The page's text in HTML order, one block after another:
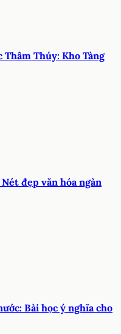
Thúy: Kho Tàng
đẹp văn hóa ngàn
Bài học ý nghĩa cho